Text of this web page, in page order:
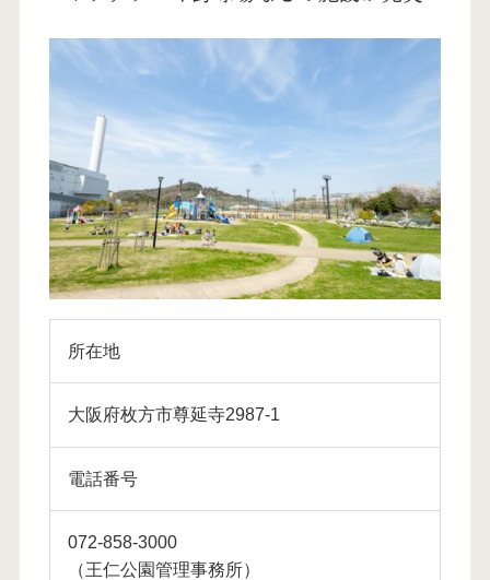
所在地
大阪府枚方市尊延寺2987-1
電話番号
072-858-3000
（王仁公園管理事務所）